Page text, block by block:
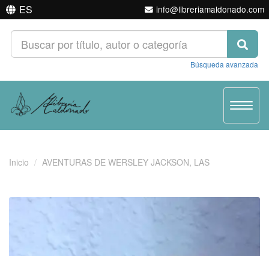
ES info@libreriamaldonado.com
Búsqueda avanzada
Inicio
AVENTURAS DE WERSLEY JACKSON, LAS